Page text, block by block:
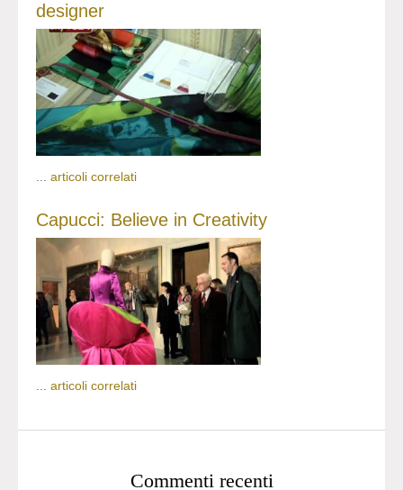
designer
articoli correlati
Capucci: Believe in Creativity
articoli correlati
Commenti recenti